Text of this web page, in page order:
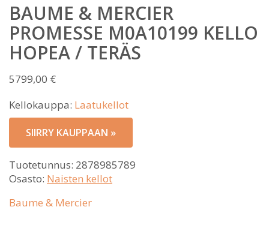
BAUME & MERCIER
PROMESSE M0A10199 KELLO
HOPEA / TERÄS
5799,00 €
Kellokauppa: Laatukellot
SIIRRY KAUPPAAN »
Tuotetunnus: 2878985789
Osasto: Naisten kellot
Baume & Mercier